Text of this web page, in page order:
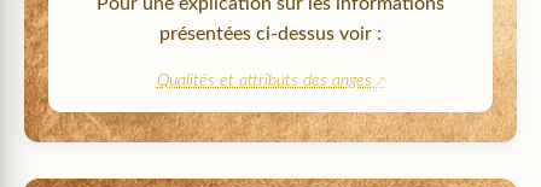
présentées ci-dessus voir :
Qualités et attributs des anges